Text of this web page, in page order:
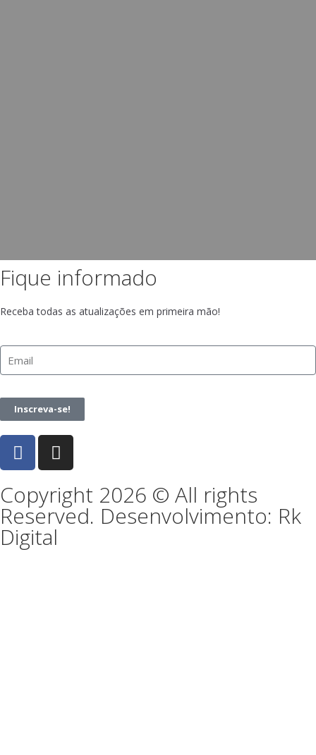
Fique informado
Receba todas as atualizações em primeira mão!
Inscreva-se!
Copyright 2026 © All rights
Reserved. Desenvolvimento: Rk
Digital